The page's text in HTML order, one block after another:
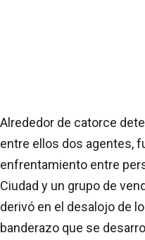
Alrededor de catorce
entre ellos dos agentes,
enfrentamiento entre
Ciudad y un grupo de
derivó en el desalojo de
banderazo que se